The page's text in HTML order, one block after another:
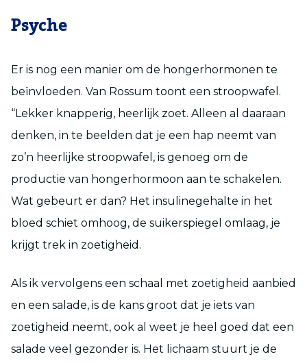
Psyche
Er is nog een manier om de hongerhormonen te
beïnvloeden. Van Rossum toont een stroopwafel.
“Lekker knapperig, heerlijk zoet. Alleen al daaraan
denken, in te beelden dat je een hap neemt van
zo’n heerlijke stroopwafel, is genoeg om de
productie van hongerhormoon aan te schakelen.
Wat gebeurt er dan? Het insulinegehalte in het
bloed schiet omhoog, de suikerspiegel omlaag, je
krijgt trek in zoetigheid.
Als ik vervolgens een schaal met zoetigheid aanbied
en een salade, is de kans groot dat je iets van
zoetigheid neemt, ook al weet je heel goed dat een
salade veel gezonder is. Het lichaam stuurt je de